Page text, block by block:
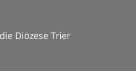
Diözese Trier